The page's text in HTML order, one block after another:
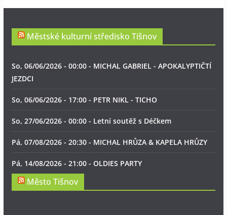
Městské kulturní středisko Tišnov
So, 06/06/2026 - 00:00 - MICHAL GABRIEL - APOKALYPTIČTÍ
JEZDCI
So, 06/06/2026 - 17:00 - PETR NIKL - TICHO
So, 27/06/2026 - 00:00 - Letní soutěž s Déčkem
Pá, 07/08/2026 - 20:30 - MICHAL HRŮZA & KAPELA HRŮZY
Pá, 14/08/2026 - 21:00 - OLDIES PARTY
Město Tišnov